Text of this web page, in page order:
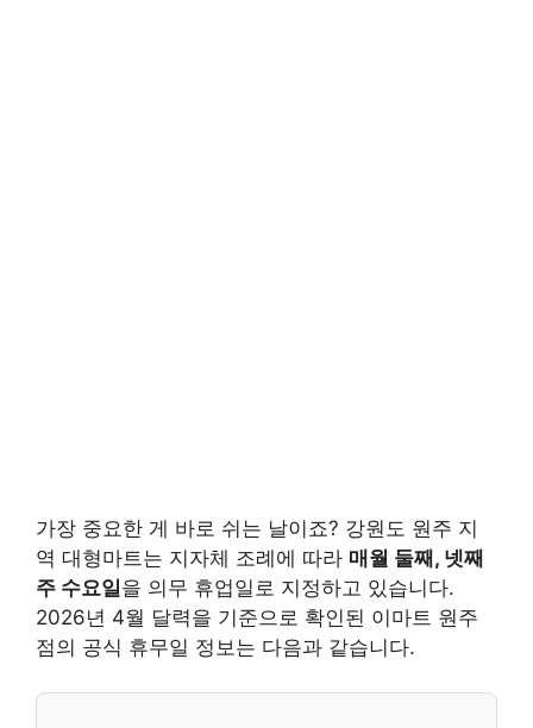
가장 중요한 게 바로 쉬는 날이죠? 강원도 원주 지
역 대형마트는 지자체 조례에 따라 매월 둘째, 넷째
주 수요일을 의무 휴업일로 지정하고 있습니다.
2026년 4월 달력을 기준으로 확인된 이마트 원주
점의 공식 휴무일 정보는 다음과 같습니다.